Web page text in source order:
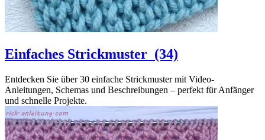
Einfaches Strickmuster (34)
Entdecken Sie über 30 einfache Strickmuster mit Video-
Anleitungen, Schemas und Beschreibungen – perfekt für Anfänger
und schnelle Projekte.